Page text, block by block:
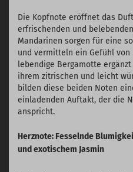
Die Kopfnote eröffnet das
erfrischenden und
Mandarinen sorgen für eine
und vermitteln ein Gefühl von
lebendige Bergamotte
ihrem zitrischen und leicht
bilden diese beiden Noten
einladenden Auftakt, der die
anspricht.
Herznote: Fesselnde
und exotischem Jasmin